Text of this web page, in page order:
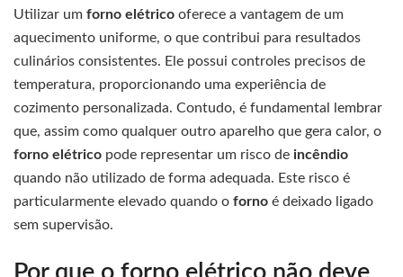
Utilizar um forno elétrico oferece a vantagem de um
aquecimento uniforme, o que contribui para resultados
culinários consistentes. Ele possui controles precisos de
temperatura, proporcionando uma experiência de
cozimento personalizada. Contudo, é fundamental lembrar
que, assim como qualquer outro aparelho que gera calor, o
forno elétrico pode representar um risco de incêndio
quando não utilizado de forma adequada. Este risco é
particularmente elevado quando o forno é deixado ligado
sem supervisão.